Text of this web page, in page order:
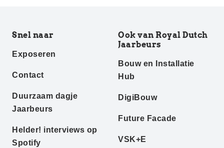
Snel naar
Exposeren
Contact
Duurzaam dagje
Jaarbeurs
Helder! interviews op
Spotify
Ook van Royal Dutch
Jaarbeurs
Bouw en Installatie
Hub
DigiBouw
Future Facade
VSK+E